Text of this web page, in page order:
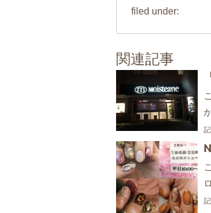
filed under:
関連記事